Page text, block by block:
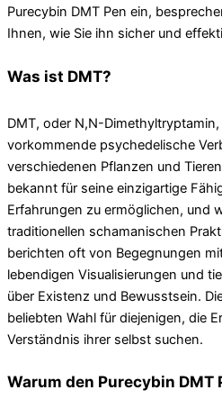
Purecybin DMT Pen ein,
Ihnen, wie Sie ihn sicher und
Was ist DMT?
DMT, oder N,N-
vorkommende psychedelische
verschiedenen Pflanzen und
bekannt für seine einzigartige
Erfahrungen zu ermöglichen, und
traditionellen schamanischen
berichten oft von Begegnungen
lebendigen Visualisierungen und
über Existenz und Bewusstsein.
beliebten Wahl für diejenigen, die
Verständnis ihrer selbst suchen.
Warum den Purecybin DMT